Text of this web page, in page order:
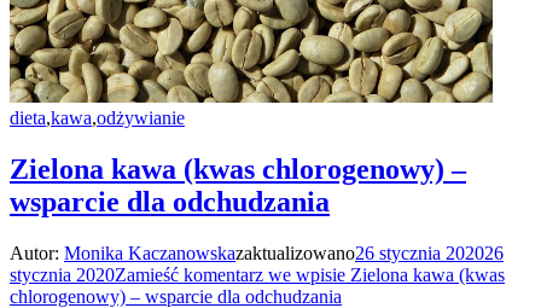
dieta,kawa,odżywianie
Zielona kawa (kwas chlorogenowy) –
wsparcie dla odchudzania
Autor: Monika Kaczanowskazaktualizowano26 stycznia 202026
stycznia 2020Zamieść komentarz we wpisie Zielona kawa (kwas
chlorogenowy) – wsparcie dla odchudzania